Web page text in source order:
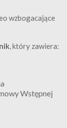
wzbogacające
, który zawiera:
Wstępnej